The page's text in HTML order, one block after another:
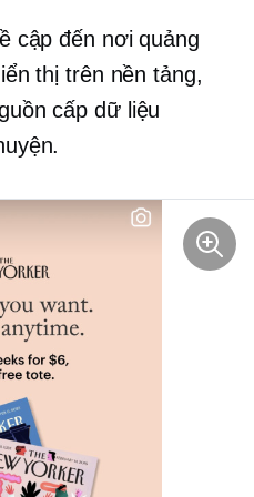
cập đến nơi quảng
thị trên nền tảng,
cấp dữ liệu